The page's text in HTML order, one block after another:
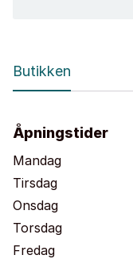
Butikken
Åpningstider
Mandag
Tirsdag
Onsdag
Torsdag
Fredag